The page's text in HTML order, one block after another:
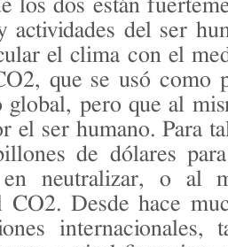
los dos están
actividades del ser
el clima con el
que se usó como
global, pero que al
el ser humano. Para
de dólares
en neutralizar, o al
CO2. Desde hace